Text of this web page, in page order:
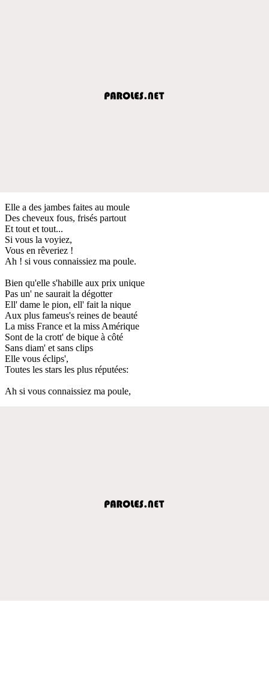
Elle a des jambes faites au moule
Des cheveux fous, frisés partout
Et tout et tout...
Si vous la voyiez,
Vous en rêveriez !
Ah ! si vous connaissiez ma poule.
Bien qu'elle s'habille aux prix unique
Pas un' ne saurait la dégotter
Ell' dame le pion, ell' fait la nique
Aux plus fameus's reines de beauté
La miss France et la miss Amérique
Sont de la crott' de bique à côté
Sans diam' et sans clips
Elle vous éclips',
Toutes les stars les plus réputées:
Ah si vous connaissiez ma poule,